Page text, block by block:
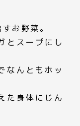
お野菜。
とスープにし
なんともホッ
た身体にじん